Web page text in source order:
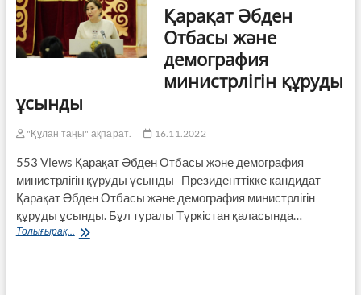
Қарақат Әбден
Отбасы және
демография
министрлігін құруды
ұсынды
"Құлан таңы" ақпарат. 16.11.2022
553 Views Қарақат Әбден Отбасы және демография
министрлігін құруды ұсынды Президенттікке кандидат
Қарақат Әбден Отбасы және демография министрлігін
құруды ұсынды. Бұл туралы Түркістан қаласында…
Толығырақ...
Қарақат